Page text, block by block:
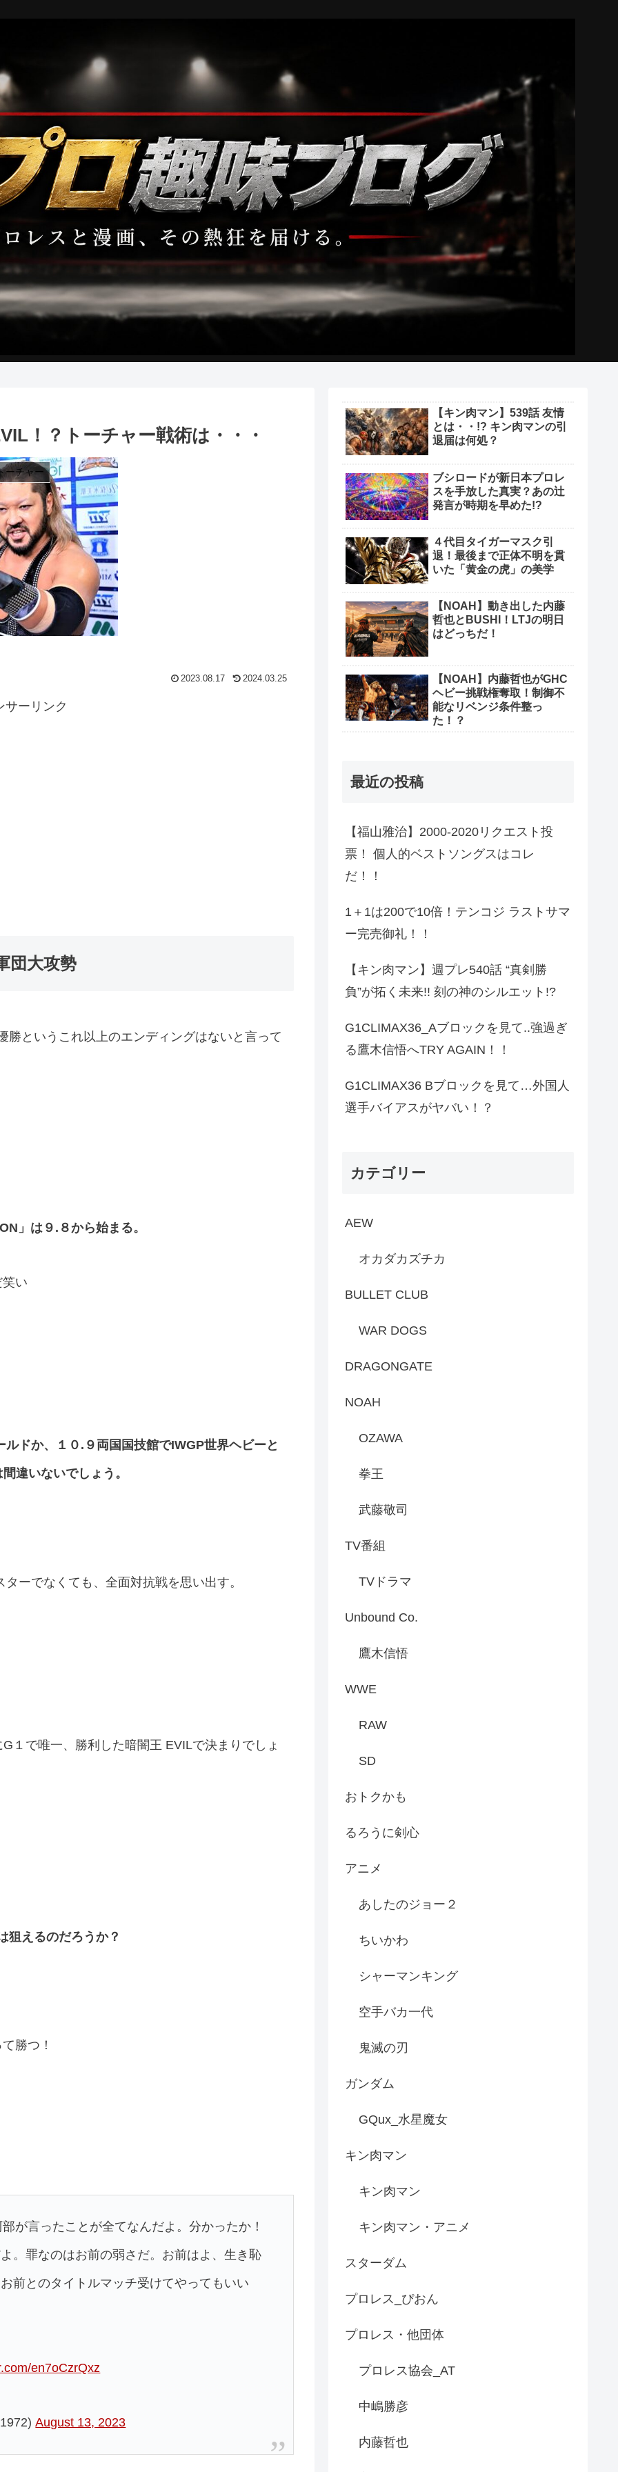
！？トーチャー戦術は・・・
ーチャー
2023.08.17 2024.03.25
サーリンク
団大攻勢
というこれ以上のエンディングはないと言って
」は９.８から始まる。
い
ドか、１０.９両国国技館でIWGP世界ヘビーと
違いないでしょう。
ーでなくても、全面対抗戦を思い出す。
１で唯一、勝利した暗闇王 EVILで決まりでしょ
狙えるのだろうか？
勝つ！
が言ったことが全てなんだよ。分かったか！
。罪なのはお前の弱さだ。お前はよ、生き恥
前とのタイトルマッチ受けてやってもいい
en7oCzrQxz
August 13, 2023
【キン肉マン】539話 友情
とは・・!? キン肉マンの引
退届は何処？
ブシロードが新日本プロレ
スを手放した真実？あの辻
発言が時期を早めた!?
４代目タイガーマスク引
退！最後まで正体不明を貫
いた「黄金の虎」の美学
【NOAH】動き出した内藤
哲也とBUSHI！LTJの明日
はどっちだ！
【NOAH】内藤哲也がGHC
ヘビー挑戦権奪取！制御不
能なリベンジ条件整っ
た！？
最近の投稿
【福山雅治】2000-2020リクエスト投
票！ 個人的ベストソングスはコレ
だ！！
1＋1は200で10倍！テンコジ ラストサマ
ー完売御礼！！
【キン肉マン】週プレ540話 “真剣勝
負”が拓く未来!! 刻の神のシルエット!?
G1CLIMAX36_Aブロックを見て..強過ぎ
る鷹木信悟へTRY AGAIN！！
G1CLIMAX36 Bブロックを見て…外国人
選手バイアスがヤバい！？
カテゴリー
AEW
オカダカズチカ
BULLET CLUB
WAR DOGS
DRAGONGATE
NOAH
OZAWA
拳王
武藤敬司
TV番組
TVドラマ
Unbound Co.
鷹木信悟
WWE
RAW
SD
おトクかも
るろうに剣心
アニメ
あしたのジョー２
ちいかわ
シャーマンキング
空手バカ一代
鬼滅の刃
ガンダム
GQux_水星魔女
キン肉マン
キン肉マン
キン肉マン・アニメ
スターダム
プロレス_ぴおん
プロレス・他団体
プロレス協会_AT
中嶋勝彦
内藤哲也